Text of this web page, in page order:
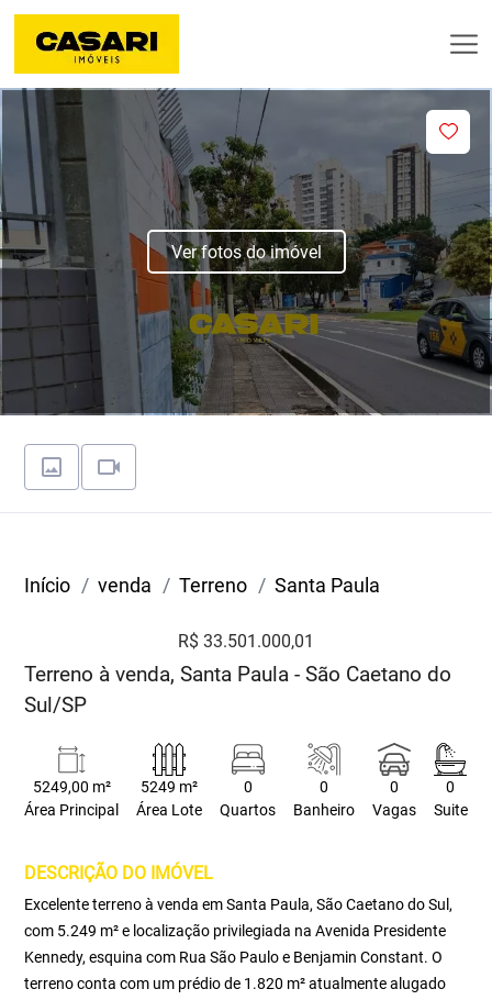
Ver fotos do imóvel
Início venda Terreno Santa Paula
R$ 33.501.000,01
Terreno à venda, Santa Paula - São Caetano do
Sul/SP
5249,00 m²
Área Principal
5249 m²
Área Lote
0
Quartos
0
Banheiro
0
Vagas
0
Suite
DESCRIÇÃO DO IMÓVEL
Excelente terreno à venda em Santa Paula, São Caetano do Sul,
com 5.249 m² e localização privilegiada na Avenida Presidente
Kennedy, esquina com Rua São Paulo e Benjamin Constant. O
terreno conta com um prédio de 1.820 m² atualmente alugado